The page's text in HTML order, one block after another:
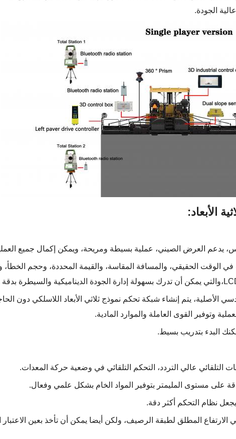
الجودة.
الأبعاد:
في الوقت الحقيقي، والمسافة المقاسة، والقيمة المحددة، وحجم
الأصلية، يتم إنشاء شبكة تحكم نموذج ثلاثي الأبعاد اللاسلكي دون
وتوفير القوى العاملة والموارد المادية.
المطلق لطبقة الرصيف، ولكن أيضا يمكن أن تأخذ بعين